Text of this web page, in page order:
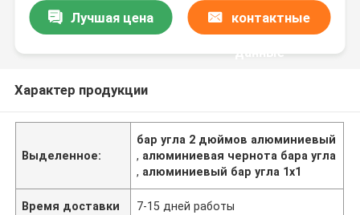
Лучшая цена контактные
данные
Характер продукции
Выделенное:
бар угла 2 дюймов алюминиевый
, алюминиевая чернота бара угла
, алюминиевый бар угла 1x1
Время доставки 7-15 дней работы